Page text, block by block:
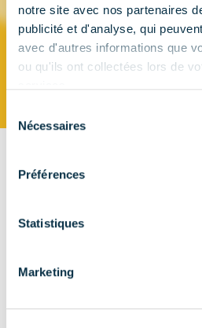
notre site avec nos partenaires
publicité et d'analyse, qui
avec d'autres informations que
ou qu'ils ont collectées lors de
du Nécessaires
Préférences
Statistiques
Marketing
ITALIA
CONTACT
TÉLÉPHONE